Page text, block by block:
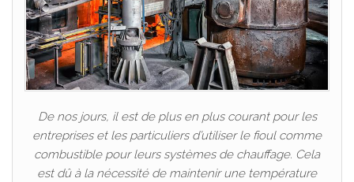
De nos jours, il est de plus en plus courant pour les
entreprises et les particuliers d’utiliser le fioul comme
combustible pour leurs systèmes de chauffage. Cela
est dû à la nécessité de maintenir une température